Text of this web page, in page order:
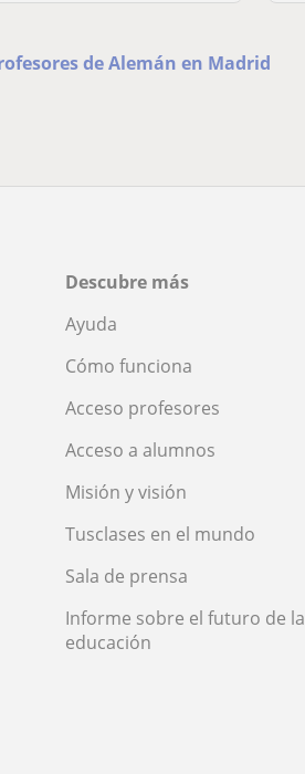
de Alemán en Madrid
Descubre más
Ayuda
Cómo funciona
Acceso profesores
Acceso a alumnos
Misión y visión
Tusclases en el mundo
Sala de prensa
Informe sobre el futuro de la
educación